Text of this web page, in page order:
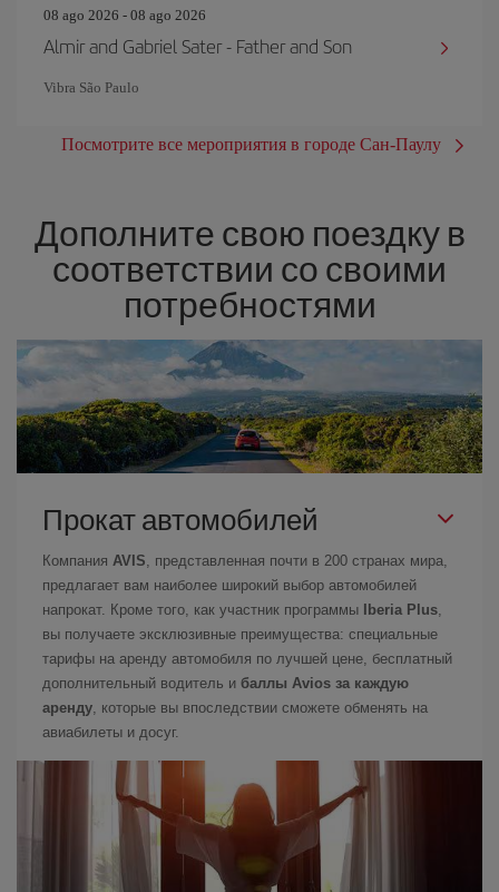
08 ago 2026 - 08 ago 2026
Almir and Gabriel Sater - Father and Son
Vibra São Paulo
Посмотрите все мероприятия в городе Сан-Паулу
Дополните свою поездку в
соответствии со своими
потребностями
Прокат автомобилей
Компания AVIS, представленная почти в 200 странах мира,
предлагает вам наиболее широкий выбор автомобилей
напрокат. Кроме того, как участник программы
Iberia Plus,
вы получаете эксклюзивные преимущества: специальные
тарифы на аренду автомобиля по лучшей цене, бесплатный
дополнительный водитель и баллы Avios за каждую
аренду, которые вы впоследствии сможете обменять на
авиабилеты и досуг.